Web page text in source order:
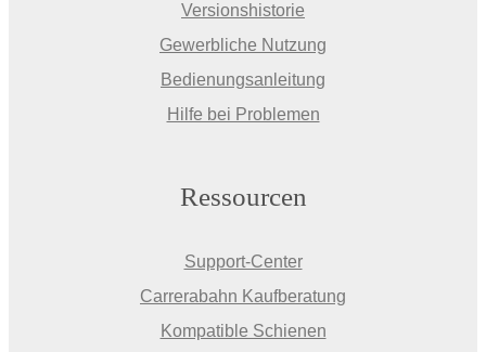
Versionshistorie
Gewerbliche Nutzung
Bedienungsanleitung
Hilfe bei Problemen
Ressourcen
Support-Center
Carrerabahn Kaufberatung
Kompatible Schienen